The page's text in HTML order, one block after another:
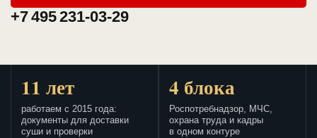
+7 495 231-03-29
11 лет
работаем с 2015 года:
документы для доставки
суши и проверки
4 блока
Роспотребнадзор, МЧС,
охрана труда и кадры
в одном контуре